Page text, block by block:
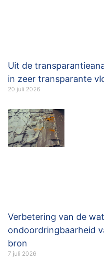
Uit de
in zeer transparante
20 juli 2026
Verbetering van de
ondoordringbaarheid
bron
7 juli 2026